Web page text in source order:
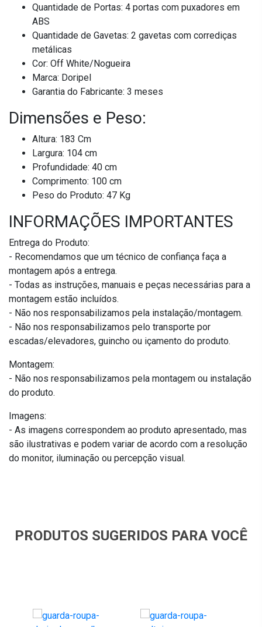
Quantidade de Portas: 4 portas com puxadores em
ABS
Quantidade de Gavetas: 2 gavetas com corrediças
metálicas
Cor: Off White/Nogueira
Marca: Doripel
Garantia do Fabricante: 3 meses
Dimensões e Peso:
Altura: 183 Cm
Largura: 104 cm
Profundidade: 40 cm
Comprimento: 100 cm
Peso do Produto: 47 Kg
INFORMAÇÕES IMPORTANTES
Entrega do Produto:
- Recomendamos que um técnico de confiança faça a
montagem após a entrega.
- Todas as instruções, manuais e peças necessárias para a
montagem estão incluídos.
- Não nos responsabilizamos pela instalação/montagem.
- Não nos responsabilizamos pelo transporte por
escadas/elevadores, guincho ou içamento do produto.
Montagem:
- Não nos responsabilizamos pela montagem ou instalação
do produto.
Imagens:
- As imagens correspondem ao produto apresentado, mas
são ilustrativas e podem variar de acordo com a resolução
do monitor, iluminação ou percepção visual.
PRODUTOS SUGERIDOS PARA VOCÊ